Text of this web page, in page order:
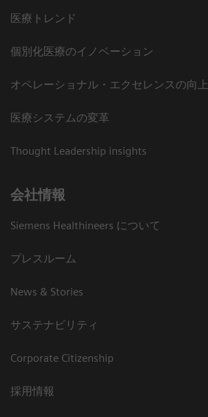
医療トレンド
個別化医療のイノベーション
オペレーショナル・エクセレンスの向上
医療システムの変革
Thought Leadership insights
会社情報
Siemens Healthineers について
プレスルーム
News & Stories
サステナビリティ
Corporate Citizenship
採用情報